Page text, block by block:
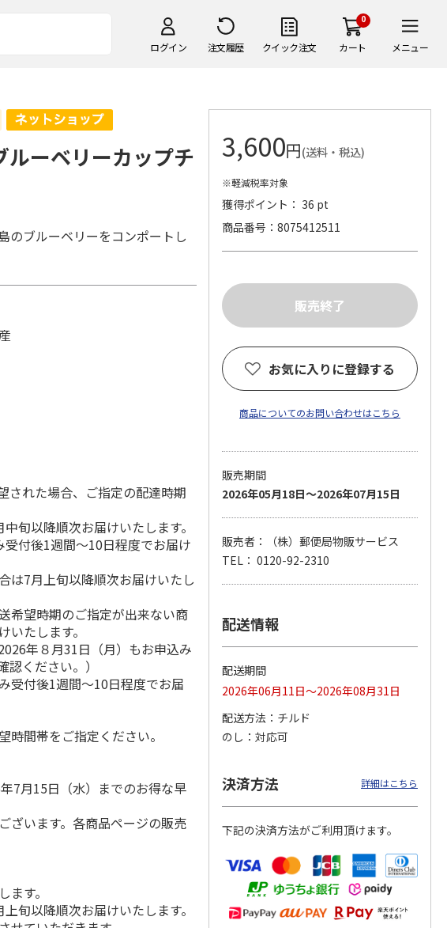
ログイン 注文履歴 クイック注文
0
カート メニュー
ジ
千疋屋総本店 フル
入（…
5.0（3）
＜お中元＞彩果の宝
石 フルーツゼリー
コレクション（東日
本版…
5.0（7）
＜お中元＞日本橋
千疋屋総本店 フル
ートジェリー ６個
3,400円
＜お中元＞築地ちと
せ ラムネゼリー
（東日本版）
2,670円
(送料・税込)
ルーベリーカップチ
のブルーベリーをコンポートし
れた場合、ご指定の配達時期
旬以降順次お届けいたします。
付後1週間～10日程度でお届け
は7月上旬以降順次お届けいたし
希望時期のご指定が出来ない商
たします。
年８月31日（月）もお申込み
ください。）
受付後1週間～10日程度でお届
間帯をご指定ください。
7月15日（水）までのお得な早
ざいます。各商品ページの販売
す。
旬以降順次お届けいたします。
3,600円(送料・税込)
※軽減税率対象
獲得ポイント： 36 pt
商品番号
8075412511
お気に入りに登録する
商品についてのお問い合わせはこちら
販売期間
2026年05月18日～2026年07月15日
販売者：（株）郵便局物販サービス
TEL： 0120-92-2310
配送情報
配送期間
2026年06月11日～2026年08月31日
配送方法
チルド
のし
対応可
決済方法 詳細はこちら
下記の決済方法がご利用頂けます。